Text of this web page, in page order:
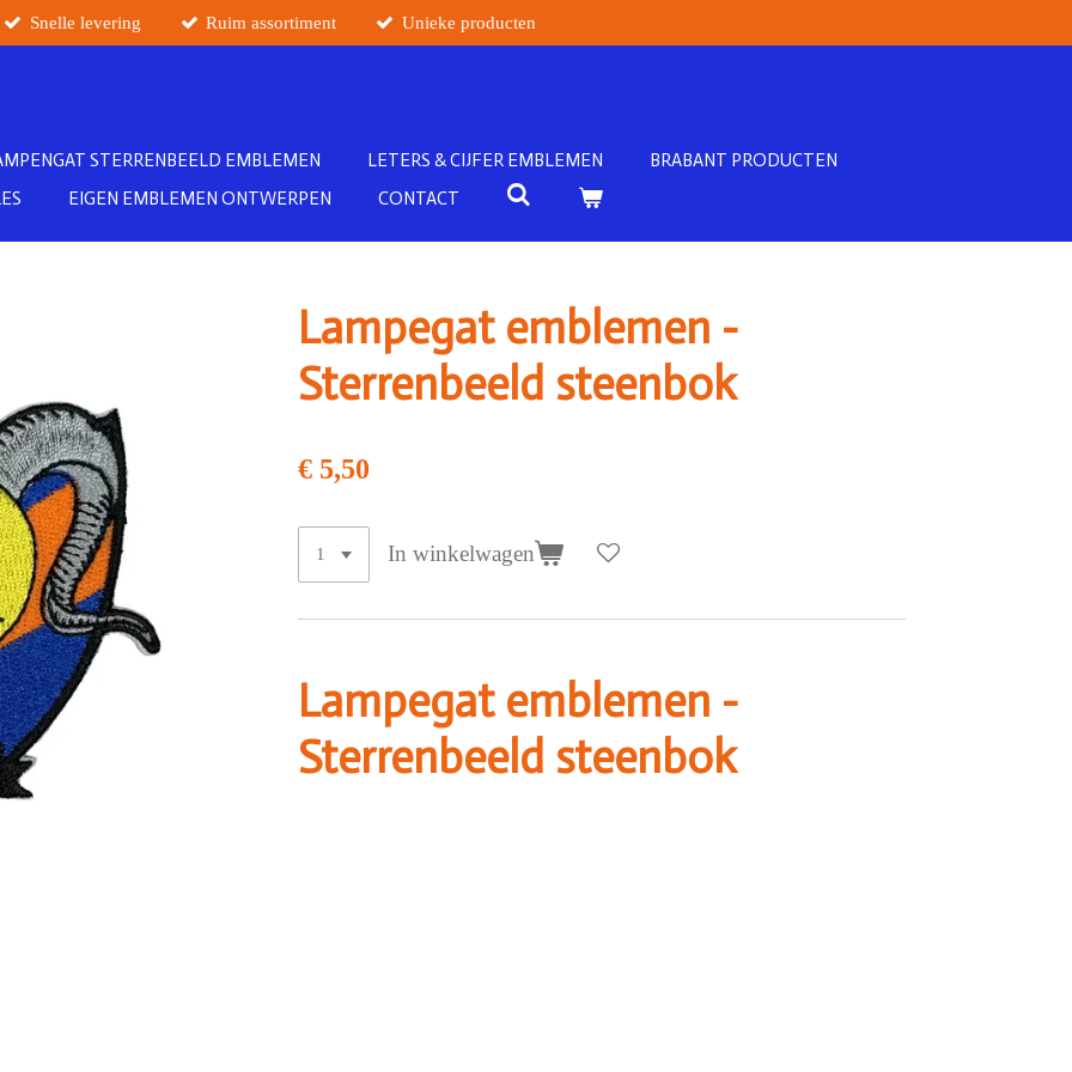
Snelle levering Ruim assortiment Unieke producten
STERRENBEELD EMBLEMEN LETERS & CIJFER EMBLEMEN
BRABANT PRODUCTEN
EIGEN EMBLEMEN ONTWERPEN CONTACT
Lampegat emblemen -
Sterrenbeeld steenbok
€ 5,50
In winkelwagen
Lampegat emblemen -
Sterrenbeeld steenbok